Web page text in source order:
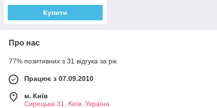
Купити
Про нас
77% позитивних з 31 відгука за рік
Працює з 07.09.2010
м. Київ
Сирецька 31, Київ, Україна